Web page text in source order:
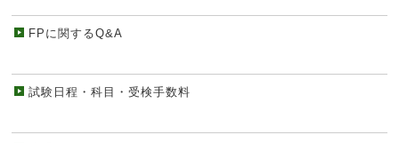
FPに関するQ&A
試験日程・科目・受検手数料